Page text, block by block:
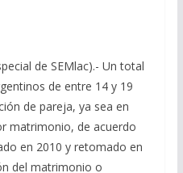
de SEMlac).- Un total
de entre 14 y 19
de pareja, ya sea en
matrimonio, de acuerdo
en 2010 y retomado en
del matrimonio o